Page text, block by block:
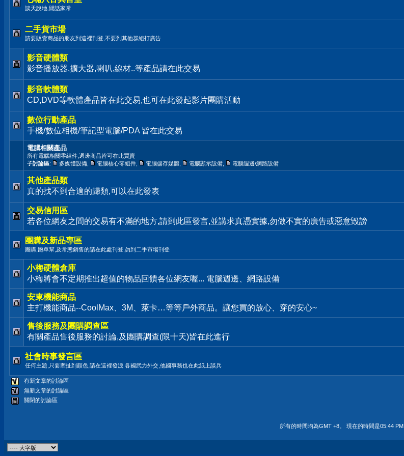
談天說地,閒話家常
二手貨市場
請要販賣商品的朋友到這裡刊登,不要到其他群組打廣告
影音硬體類
影音播放器,擴大器,喇叭,線材..等產品請在此交易
影音軟體類
CD,DVD等軟體產品皆在此交易,也可在此發起影片團購活動
數位行動產品
手機/數位相機/筆記型電腦/PDA 皆在此交易
電腦相關產品
所有電腦相關零組件,週邊商品皆可在此買賣
子討論區: 多媒體設備 電腦核心零組件 電腦儲存媒體 電腦顯示設備 電腦週邊/網路設備
其他產品類
真的找不到合適的歸類,可以在此發表
交易信用區
若各位網友之間的交易有不滿的地方,請到此區發言,並講求真憑實據,勿做不實的廣告或惡意毀謗
團購及新品專區
團購,跑單幫,及常態銷售的請在此處刊登,勿到二手市場刊登
小梅硬體倉庫
小梅將會不定期推出超值的物品回饋各位網友喔... 電腦週邊、網路設備
安東機能商品
主打機能商品--CoolMax、3M、萊卡…等等戶外商品。讓您買的放心、穿的安心~
售後服務及團購調查區
有關產品售後服務的討論,及團購調查(限十天)皆在此進行
社會時事發言區
任何主題,只要牽扯到顏色,請在這裡發洩 各國武力外交,他國事務也在此紙上談兵
有新文章的討論區
無新文章的討論區
關閉的討論區
所有的時間均為GMT +8。 現在的時間是05:44 PM